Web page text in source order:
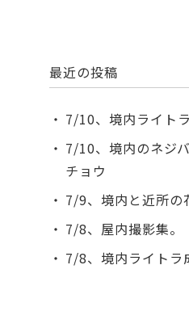
最近の投稿
7/10、境内ライト
7/10、境内のネジ
チョウ
7/9、境内と近所の
7/8、屋内撮影集。
7/8、境内ライトラ